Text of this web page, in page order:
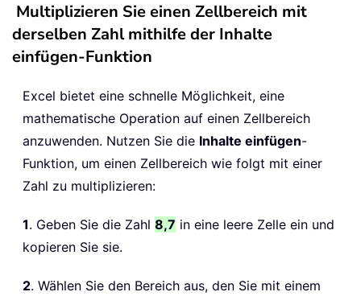
Multiplizieren Sie einen Zellbereich mit
derselben Zahl mithilfe der Inhalte
einfügen-Funktion
Excel bietet eine schnelle Möglichkeit, eine
mathematische Operation auf einen Zellbereich
anzuwenden. Nutzen Sie die Inhalte einfügen-
Funktion, um einen Zellbereich wie folgt mit einer
Zahl zu multiplizieren:
1. Geben Sie die Zahl 8,7 in eine leere Zelle ein und
kopieren Sie sie.
2. Wählen Sie den Bereich aus, den Sie mit einem